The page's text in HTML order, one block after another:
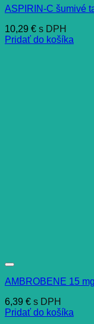
ASPIRIN-C šumivé
10,29 € s DPH
Pridať do košíka
AMBROBENE 15
6,39 € s DPH
Pridať do košíka